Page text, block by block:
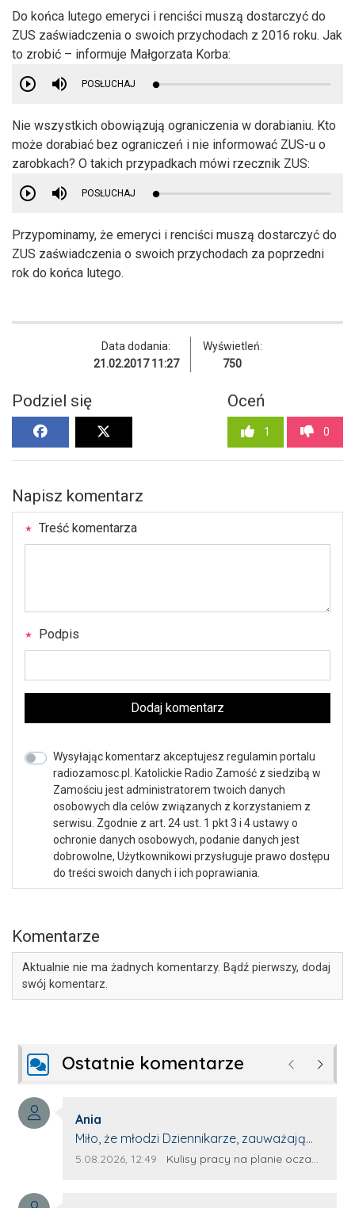
Do końca lutego emeryci i renciści muszą dostarczyć do
ZUS zaświadczenia o swoich przychodach z 2016 roku. Jak
to zrobić – informuje Małgorzata Korba:
POSŁUCHAJ
Nie wszystkich obowiązują ograniczenia w dorabianiu. Kto
może dorabiać bez ograniczeń i nie informować ZUS-u o
zarobkach? O takich przypadkach mówi rzecznik ZUS:
POSŁUCHAJ
Przypominamy, że emeryci i renciści muszą dostarczyć do
ZUS zaświadczenia o swoich przychodach za poprzedni
rok do końca lutego.
Data dodania:
21.02.2017 11:27
Wyświetleń:
750
Podziel się Oceń
1 0
Napisz komentarz
Treść komentarza
Podpis
Dodaj komentarz
Wysyłając komentarz akceptujesz regulamin portalu
radiozamosc.pl. Katolickie Radio Zamość z siedzibą w
Zamościu jest administratorem twoich danych
osobowych dla celów związanych z korzystaniem z
serwisu. Zgodnie z art. 24 ust. 1 pkt 3 i 4 ustawy o
ochronie danych osobowych, podanie danych jest
dobrowolne, Użytkownikowi przysługuje prawo dostępu
do treści swoich danych i ich poprawiania.
Komentarze
Aktualnie nie ma żadnych komentarzy. Bądź pierwszy, dodaj
swój komentarz.
Ostatnie komentarze Poprzednie
Autor komentarza:
Ania
Treść komentarza:
Miło, że młodzi Dziennikarze, zauważają
młode talenty, które dopiero wkraczają
Data dodania komentarza:
5.08.2026, 12:49 Źródło komentarza:
Kulisy pracy na planie oczami młodego filmowca